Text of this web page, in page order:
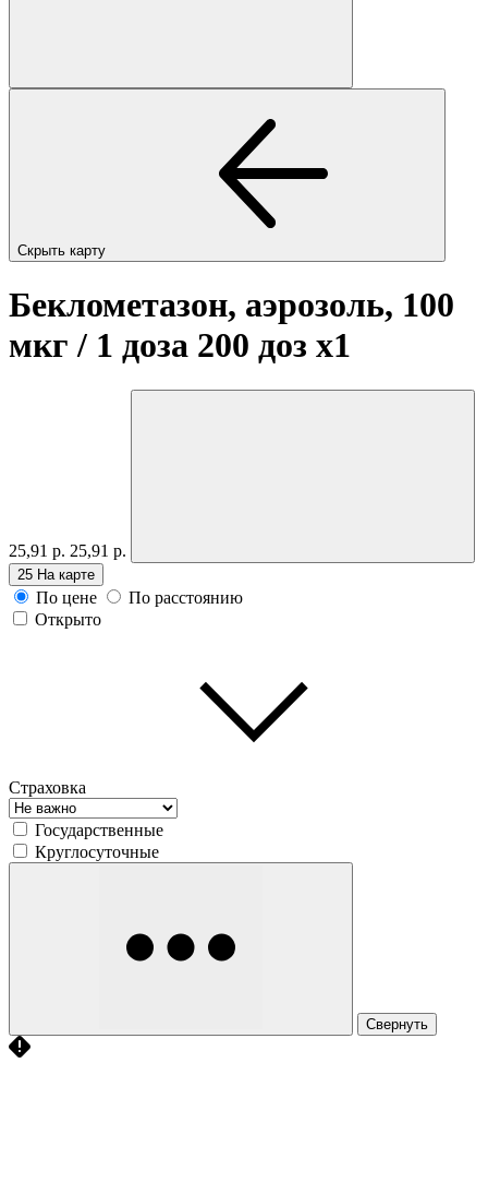
Скрыть карту
Беклометазон, аэрозоль, 100
мкг / 1 доза 200 доз x1
25,91 р. 25,91 р.
25 На карте
По цене
По расстоянию
Открыто
Страховка
Государственные
Круглосуточные
Свернуть